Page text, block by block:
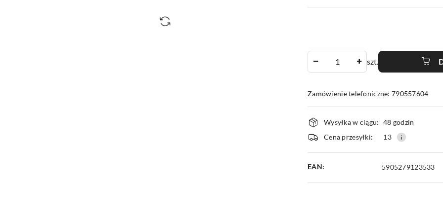
szt.
Zamówienie telefoniczne: 790557604
Dostępność
i
dostawa
Wysyłka w ciągu: 48 godzin
Cena przesyłki:
13
EAN: 5905279123533